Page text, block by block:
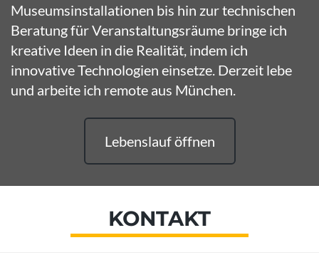
Museumsinstallationen bis hin zur technischen
Beratung für Veranstaltungsräume bringe ich
kreative Ideen in die Realität, indem ich
innovative Technologien einsetze. Derzeit lebe
und arbeite ich remote aus München.
Lebenslauf öffnen
KONTAKT